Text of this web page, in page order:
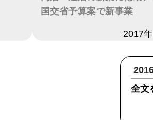
国交省予算案で新事業
2017
全文